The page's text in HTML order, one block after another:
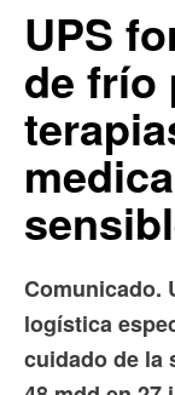
UPS
de frío
Comunicado.
logística
cuidado de la